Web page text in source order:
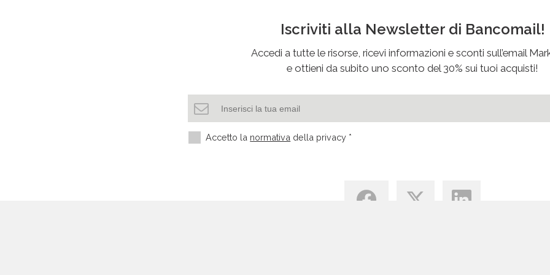
Iscriviti alla Newsletter di Bancomail!
Accedi a tutte le risorse, ricevi informazioni e sconti sull’email
e ottieni da subito uno sconto del 30% sui tuoi acquisti!
Accetto la normativa della privacy *